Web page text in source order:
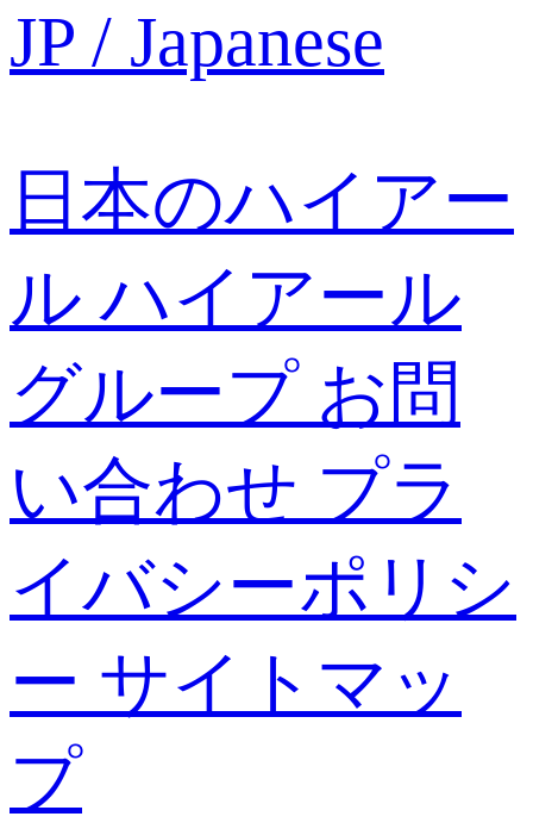
JP / Japanese
日本のハイアー
ルハイアール
グループ お問
い合わせ プラ
イバシーポリシ
ー サイトマッ
プ